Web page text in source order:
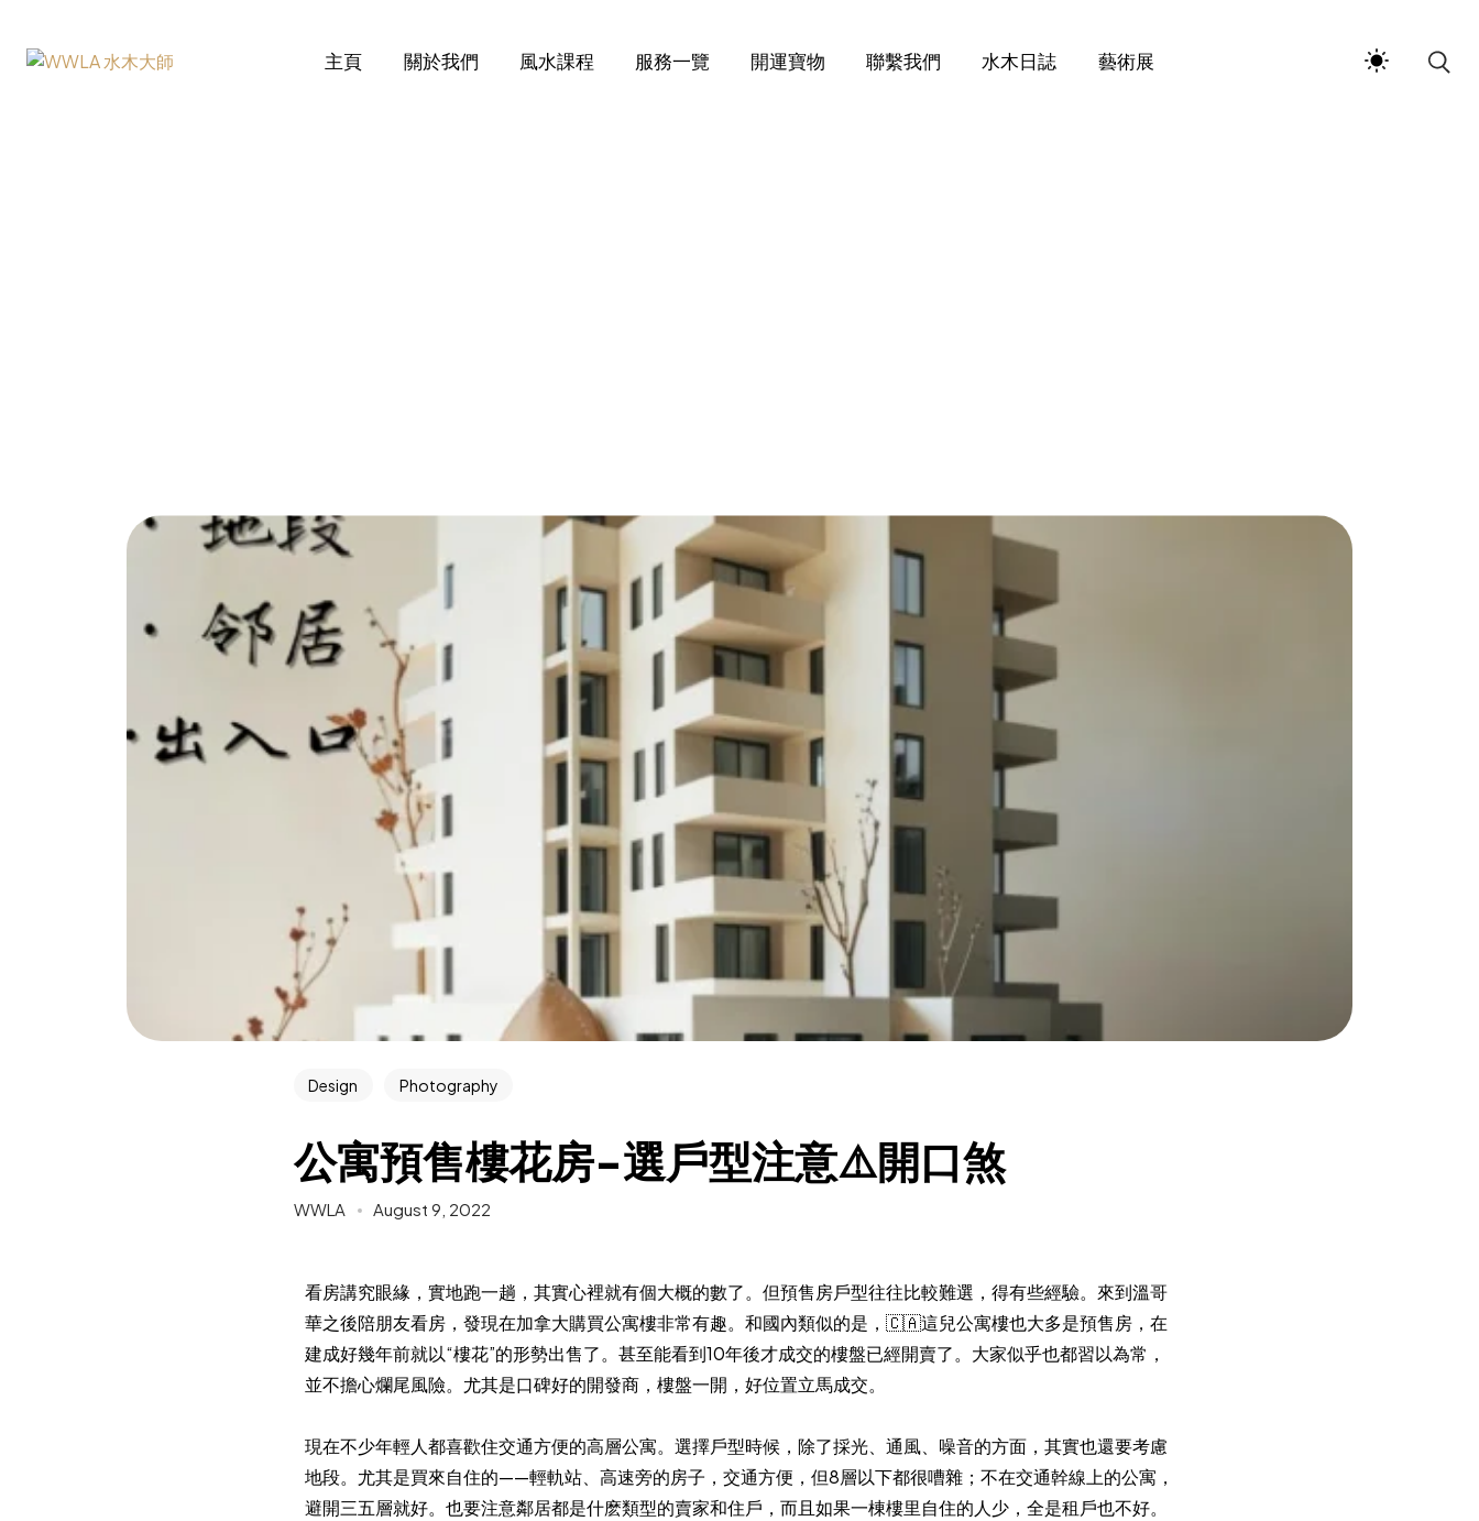
主頁 關於我們 風水課程 服務一覽 開運寶物 聯繫我們 水木日誌 藝術展
Design Photography
公寓預售樓花房-選戶型注意⚠️開口煞
WWLA August 9, 2022
看房講究眼緣，實地跑一趟，其實心裡就有個大概的數了。但預售房戶型往往比較難選，得有些經驗。來到溫哥
華之後陪朋友看房，發現在加拿大購買公寓樓非常有趣。和國內類似的是，🇨🇦這兒公寓樓也大多是預售房，在
建成好幾年前就以“樓花”的形勢出售了。甚至能看到10年後才成交的樓盤已經開賣了。大家似乎也都習以為常，
並不擔心爛尾風險。尤其是口碑好的開發商，樓盤一開，好位置立馬成交。
現在不少年輕人都喜歡住交通方便的高層公寓。選擇戶型時候，除了採光、通風、噪音的方面，其實也還要考慮
地段。尤其是買來自住的——輕軌站、高速旁的房子，交通方便，但8層以下都很嘈雜；不在交通幹線上的公寓，
避開三五層就好。也要注意鄰居都是什麽類型的賣家和住戶，而且如果一棟樓里自住的人少，全是租戶也不好。